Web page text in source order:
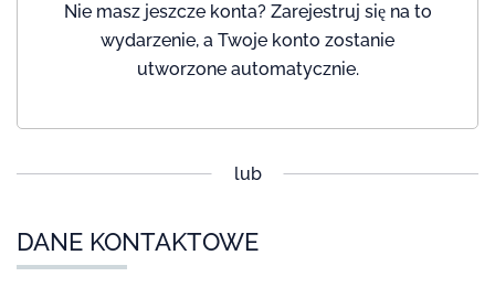
Nie masz jeszcze konta? Zarejestruj się na to
wydarzenie, a Twoje konto zostanie
utworzone automatycznie.
lub
DANE KONTAKTOWE